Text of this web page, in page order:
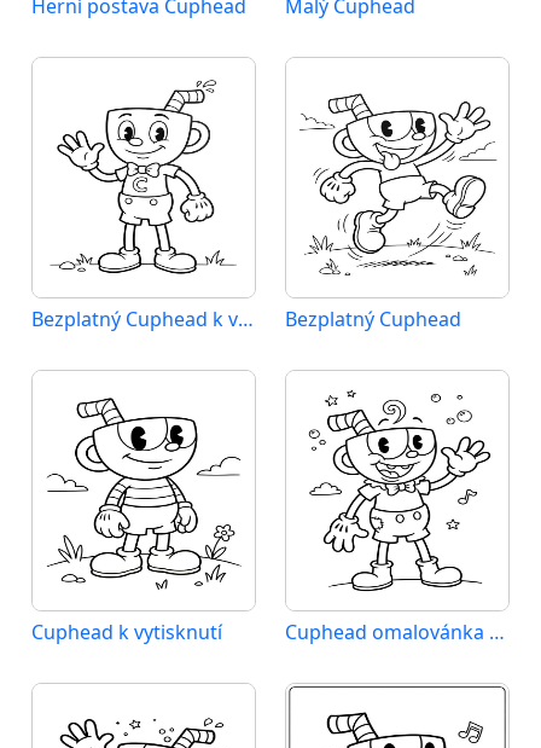
Herní postava Cuphead Malý Cuphead
Bezplatný Cuphead k vytištění Bezplatný Cuphead
Cuphead k vytisknutí Cuphead omalovánka zdarma